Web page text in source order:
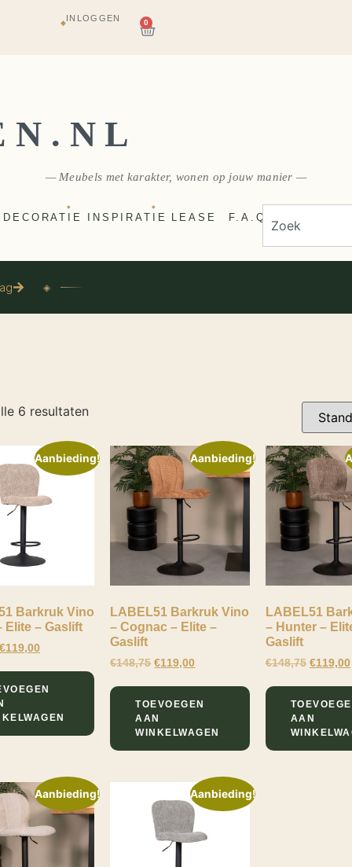
◆INLOGGEN 0
— Meubels met karakter, wonen op jouw manier —
DECORATIE
◆
INSPIRATIE
◆
LEASE F.A.Q
◈
6 resultaten
Aanbieding!
Barkruk Vino
Elite – Gaslift
€119,00
Aanbieding!
LABEL51 Barkruk Vino
– Cognac – Elite –
Gaslift
€148,75 €119,00
TOEVOEGEN
AAN
WINKELWAGEN
LABEL51
– Hunter –
Gaslift
€148,75 €119,00
AAN
Aanbieding! Aanbieding!